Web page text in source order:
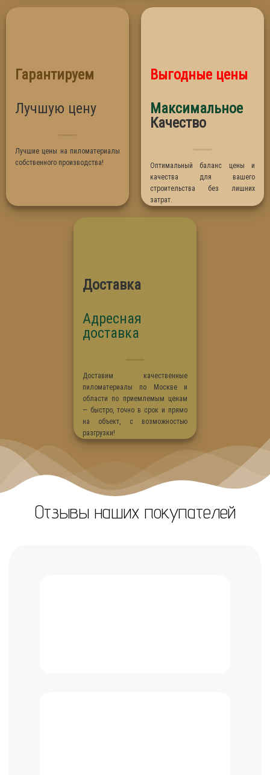
Фасад дома
Термо Абаш
Термо Липа
Гарантируем
Лучшую цену
Лучшие цены на пиломатериалы
собственного производства!
Выгодные цены
Максимальное
Качество
Оптимальный баланс цены и
качества для вашего
строительства без лишних
затрат.
Доставка
Адресная
доставка
Доставим качественные
пиломатериалы по Москве и
области по приемлемым ценам
— быстро, точно в срок и прямо
на объект, с возможностью
разгрузки!
Отзывы наших покупателей